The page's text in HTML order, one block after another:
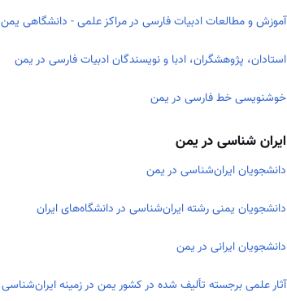
آموزش و مطالعات ادبیات فارسی در مراکز علمی - دانشگاهی یمن
استادان، پژوهشگران، ادبا و نویسندگان ادبیات فارسی در یمن
خوشنویسی خط فارسی در یمن
ایران شناسی در یمن
دانشجویان ایران‌شناسی در یمن
دانشجویان یمنی رشته ایران‌شناسی در دانشگاه‌های ایران
دانشجویان ایرانی در یمن
آثار علمی برجسته تألیف شده در کشور یمن در زمینه ایران‌شناسی